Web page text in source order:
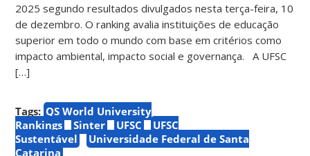
2025 segundo resultados divulgados nesta terça-feira, 10
de dezembro. O ranking avalia instituições de educação
superior em todo o mundo com base em critérios como
impacto ambiental, impacto social e governança. A UFSC
[…]
Tags: QS World University
Rankings
Sinter UFSC
UFSC
Sustentável
Universidade Federal de Santa
Catarina